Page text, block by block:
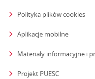
Polityka plików cookies
Aplikacje mobilne
Materiały informacyjne i
Projekt PUESC